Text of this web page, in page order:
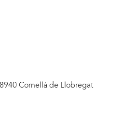
Cornellà de Llobregat